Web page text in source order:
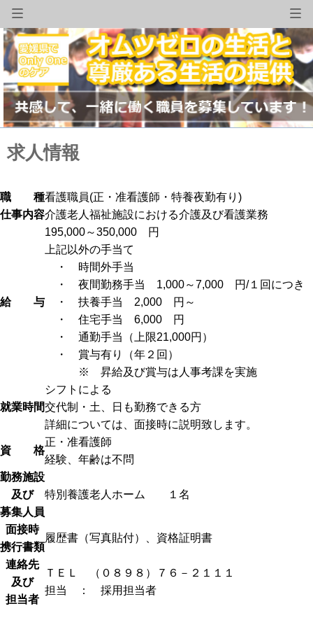
求人情報
職 種看護職員(正・准看護師・特養夜勤有り)
仕事内容介護老人福祉施設における介護及び看護業務
給 与
195,000～350,000 円
上記以外の手当て
・ 時間外手当
・ 夜間勤務手当 1,000～7,000 円/１回につき
・ 扶養手当 2,000 円～
・ 住宅手当 6,000 円
・ 通勤手当（上限21,000円）
・ 賞与有り（年２回）
※ 昇給及び賞与は人事考課を実施
就業時間
シフトによる
交代制・土、日も勤務できる方
詳細については、面接時に説明致します。
資 格
正・准看護師
経験、年齢は不問
勤務施設
及び
募集人員
特別養護老人ホーム １名
面接時
携行書類
履歴書（写真貼付）、資格証明書
連絡先
及び
担当者
ＴＥＬ （０８９８）７６－２１１１
担当 ： 採用担当者